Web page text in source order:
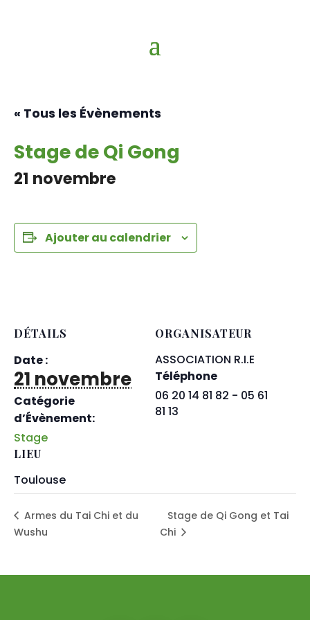
« Tous les Évènements
Stage de Qi Gong
21 novembre
Ajouter au calendrier
DÉTAILS
Date :
21 novembre
Catégorie
d’Évènement:
Stage
LIEU
Toulouse
ORGANISATEUR
ASSOCIATION R.I.E
Téléphone
06 20 14 81 82 - 05 61
81 13
Armes du Tai Chi et du
Wushu
Stage de Qi Gong et Tai
Chi